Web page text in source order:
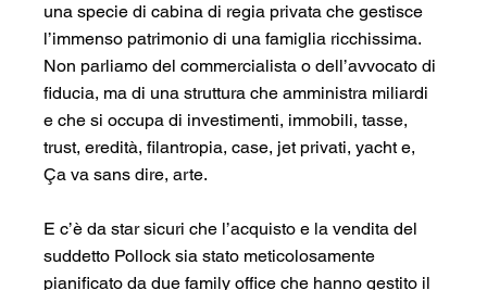
una specie di cabina di regia privata che gestisce
l’immenso patrimonio di una famiglia ricchissima.
Non parliamo del commercialista o dell’avvocato di
fiducia, ma di una struttura che amministra miliardi
e che si occupa di investimenti, immobili, tasse,
trust, eredità, filantropia, case, jet privati, yacht e,
Ça va sans dire, arte.
E c’è da star sicuri che l’acquisto e la vendita del
suddetto Pollock sia stato meticolosamente
pianificato da due family office che hanno gestito il